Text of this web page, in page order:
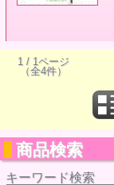
1 / 1ページ
（全4件）
商品検索
キーワード検索